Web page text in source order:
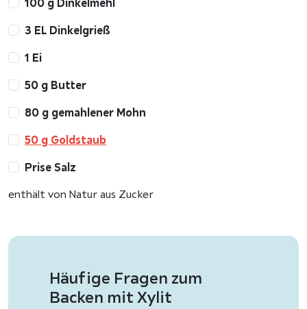
3 EL Dinkelgrieß
1 Ei
50 g Butter
80 g gemahlener Mohn
50 g Goldstaub
Prise Salz
enthält von Natur aus Zucker
Häufige Fragen zum
Backen mit Xylit